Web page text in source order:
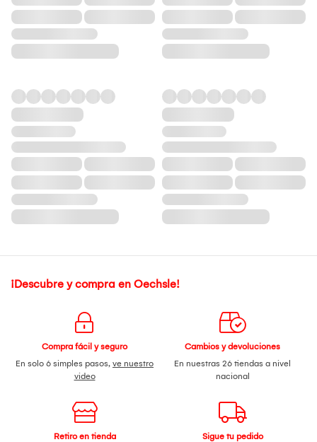
¡Descubre y compra en Oechsle!
Compra fácil y seguro
En solo 6 simples pasos, ve nuestro
video
Cambios y devoluciones
En nuestras 26 tiendas a nivel
nacional
Retiro en tienda
Sigue tu pedido